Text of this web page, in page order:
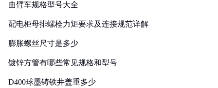
曲臂车规格型号大全
配电柜母排螺栓力矩要求及连接规范详解
膨胀螺丝尺寸是多少
镀锌方管有哪些常见规格和型号
D400球墨铸铁井盖重多少